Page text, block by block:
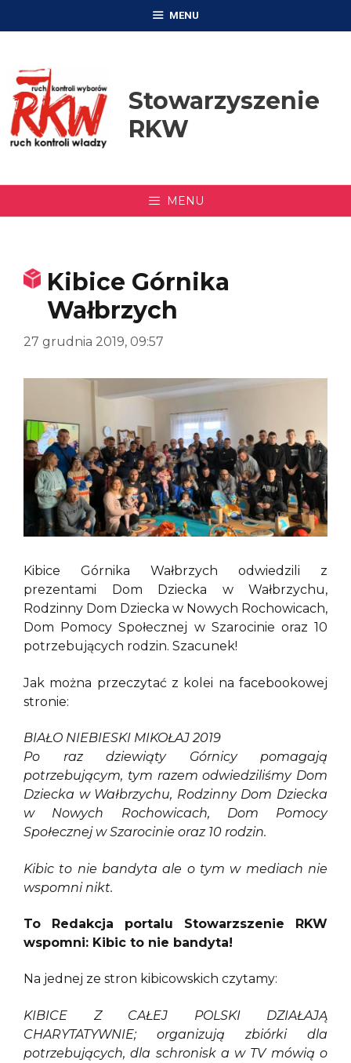
MENU
Stowarzyszenie
RKW
MENU
Kibice Górnika
Wałbrzych
27 grudnia 2019, 09:57
Kibice Górnika Wałbrzych odwiedzili z
prezentami Dom Dziecka w Wałbrzychu,
Rodzinny Dom Dziecka w Nowych Rochowicach,
Dom Pomocy Społecznej w Szarocinie oraz 10
potrzebujących rodzin. Szacunek!
Jak można przeczytać z kolei na facebookowej
stronie:
BIAŁO NIEBIESKI MIKOŁAJ 2019
Po raz dziewiąty Górnicy pomagają
potrzebującym, tym razem odwiedziliśmy Dom
Dziecka w Wałbrzychu, Rodzinny Dom Dziecka
w Nowych Rochowicach, Dom Pomocy
Społecznej w Szarocinie oraz 10 rodzin.
Kibic to nie bandyta ale o tym w mediach nie
wspomni nikt.
To Redakcja portalu Stowarzszenie RKW
wspomni: Kibic to nie bandyta!
Na jednej ze stron kibicowskich czytamy:
KIBICE Z CAŁEJ POLSKI DZIAŁAJĄ
CHARYTATYWNIE; organizują zbiórki dla
potrzebujących, dla schronisk a w TV mówią o